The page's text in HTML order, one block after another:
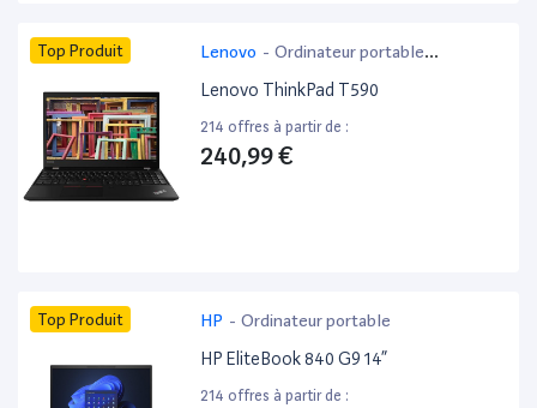
Top Produit Lenovo - Ordinateur portable
bureautique
Lenovo ThinkPad T590
214 offres à partir de :
240,99 €
Top Produit HP - Ordinateur portable
HP EliteBook 840 G9 14”
214 offres à partir de :